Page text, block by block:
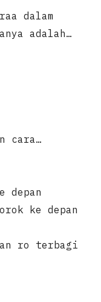
dalam
adalah…
cara…
depan
ke depan
ro terbagi